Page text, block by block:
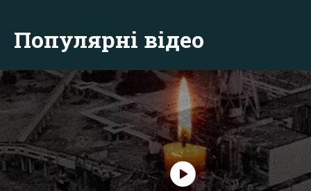
Популярні відео